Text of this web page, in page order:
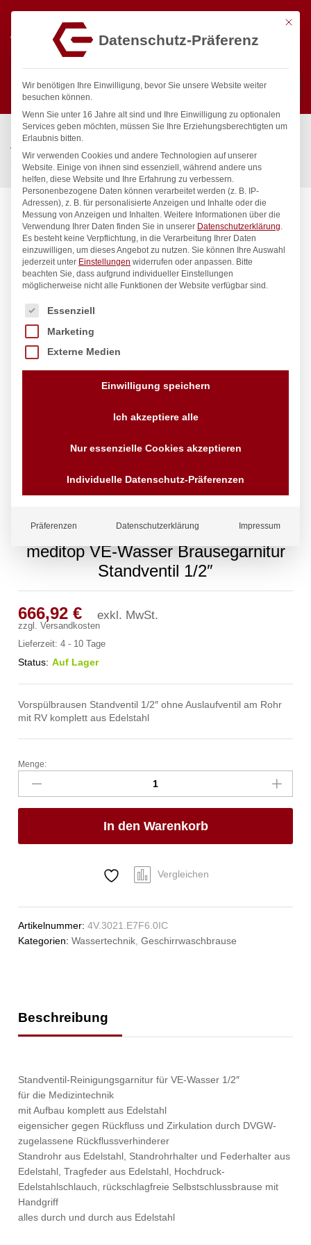
Suchen
Start / Gastronomiebedarf & Gastro Geräte für Profis
Wassertechnik
Geschirrwaschbrause
meditop VE-Wasser Brausegarnitur Standventil 1/2″
meditop VE-Wasser Brausegarnitur
Standventil 1/2″
666,92€ exkl. MwSt.
zzgl.Versandkosten
Lieferzeit:4 - 10 Tage
Status: Auf Lager
Vorspülbrausen Standventil 1/2″ ohne Auslaufventil am Rohr
mit RV komplett aus Edelstahl
meditop
VE-
Wasser
Brausegarnitur
1/2"
Menge:
In den Warenkorb
Vergleichen
Artikelnummer:4V.3021.E7F6.0IC
Kategorien:Wassertechnik,Geschirrwaschbrause
Beschreibung
Standventil-Reinigungsgarnitur für VE-Wasser 1/2″
für die Medizintechnik
mit Aufbau komplett aus Edelstahl
eigensicher gegen Rückfluss und Zirkulation durch DVGW-
zugelassene Rückflussverhinderer
Standrohr aus Edelstahl, Standrohrhalter und Federhalter aus
Edelstahl, Tragfeder aus Edelstahl, Hochdruck-
Edelstahlschlauch, rückschlagfreie Selbstschlussbrause mit
Handgriff
alles durch und durch aus Edelstahl
Mit
Datenschutz-Präferenz
Wir benötigen Ihre Einwilligung, bevor Sie unsere Website weiter
besuchen können.
Wenn Sie unter 16 Jahre alt sind und Ihre Einwilligung zu optionalen
Services geben möchten, müssen Sie Ihre Erziehungsberechtigten um
Erlaubnis bitten.
Wir verwenden Cookies und andere Technologien auf unserer
Website. Einige von ihnen sind essenziell, während andere uns
helfen, diese Website und Ihre Erfahrung zu verbessern.
Personenbezogene Daten können verarbeitet werden (z. B. IP-
Adressen), z. B. für personalisierte Anzeigen und Inhalte oder die
Messung von Anzeigen und Inhalten. Weitere Informationen über die
Verwendung Ihrer Daten finden Sie in unserer Datenschutzerklärung.
Es besteht keine Verpflichtung, in die Verarbeitung Ihrer Daten
einzuwilligen, um dieses Angebot zu nutzen. Sie können Ihre Auswahl
jederzeit unter Einstellungen widerrufen oder anpassen. Bitte
beachten Sie, dass aufgrund individueller Einstellungen
möglicherweise nicht alle Funktionen der Website verfügbar sind.
Es folgt eine Liste der Service-Gruppen, für die eine
Essenziell
Marketing
Externe Medien
Einwilligung speichern
Ich akzeptiere alle
Nur essenzielle Cookies akzeptieren
Individuelle Datenschutz-Präferenzen
Präferenzen Datenschutzerklärung Impressum